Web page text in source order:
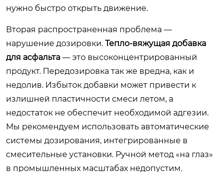
нужно быстро открыть движение.
Вторая распространенная проблема —
нарушение дозировки. Тепло-вяжущая добавка
для асфальта — это высоконцентрированный
продукт. Передозировка так же вредна, как и
недолив. Избыток добавки может привести к
излишней пластичности смеси летом, а
недостаток не обеспечит необходимой адгезии.
Мы рекомендуем использовать автоматические
системы дозирования, интегрированные в
смесительные установки. Ручной метод «на глаз»
в промышленных масштабах недопустим.